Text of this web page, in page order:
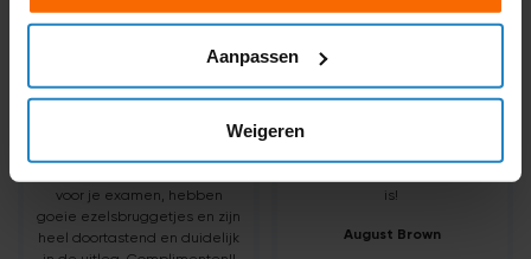
Aanpassen
Weigeren
marktplaats gekocht en
bestudeerd en afgelopen 2
en 3 examens gedaan. Alles
voor je examen, hebben
goeie ezelsbruggetjes en zijn
heel doortastend en duidelijk
Kishan is de beste!!
Geduld! hij is gewoon
complete package! Ik zou
is!
August Brown